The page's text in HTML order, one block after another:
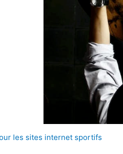
les sites internet sportifs